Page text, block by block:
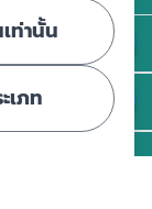
ท่านั้น
เภท